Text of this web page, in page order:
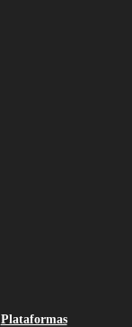
Plataformas